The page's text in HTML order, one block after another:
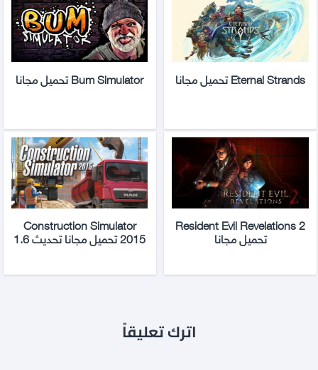
Eternal Strands تحميل مجانا Bum Simulator تحميل مجانا
Resident Evil Revelations 2
تحميل مجانا
Construction Simulator
2015 تحميل مجانا تحديث 1.6
اترك تعليقاً